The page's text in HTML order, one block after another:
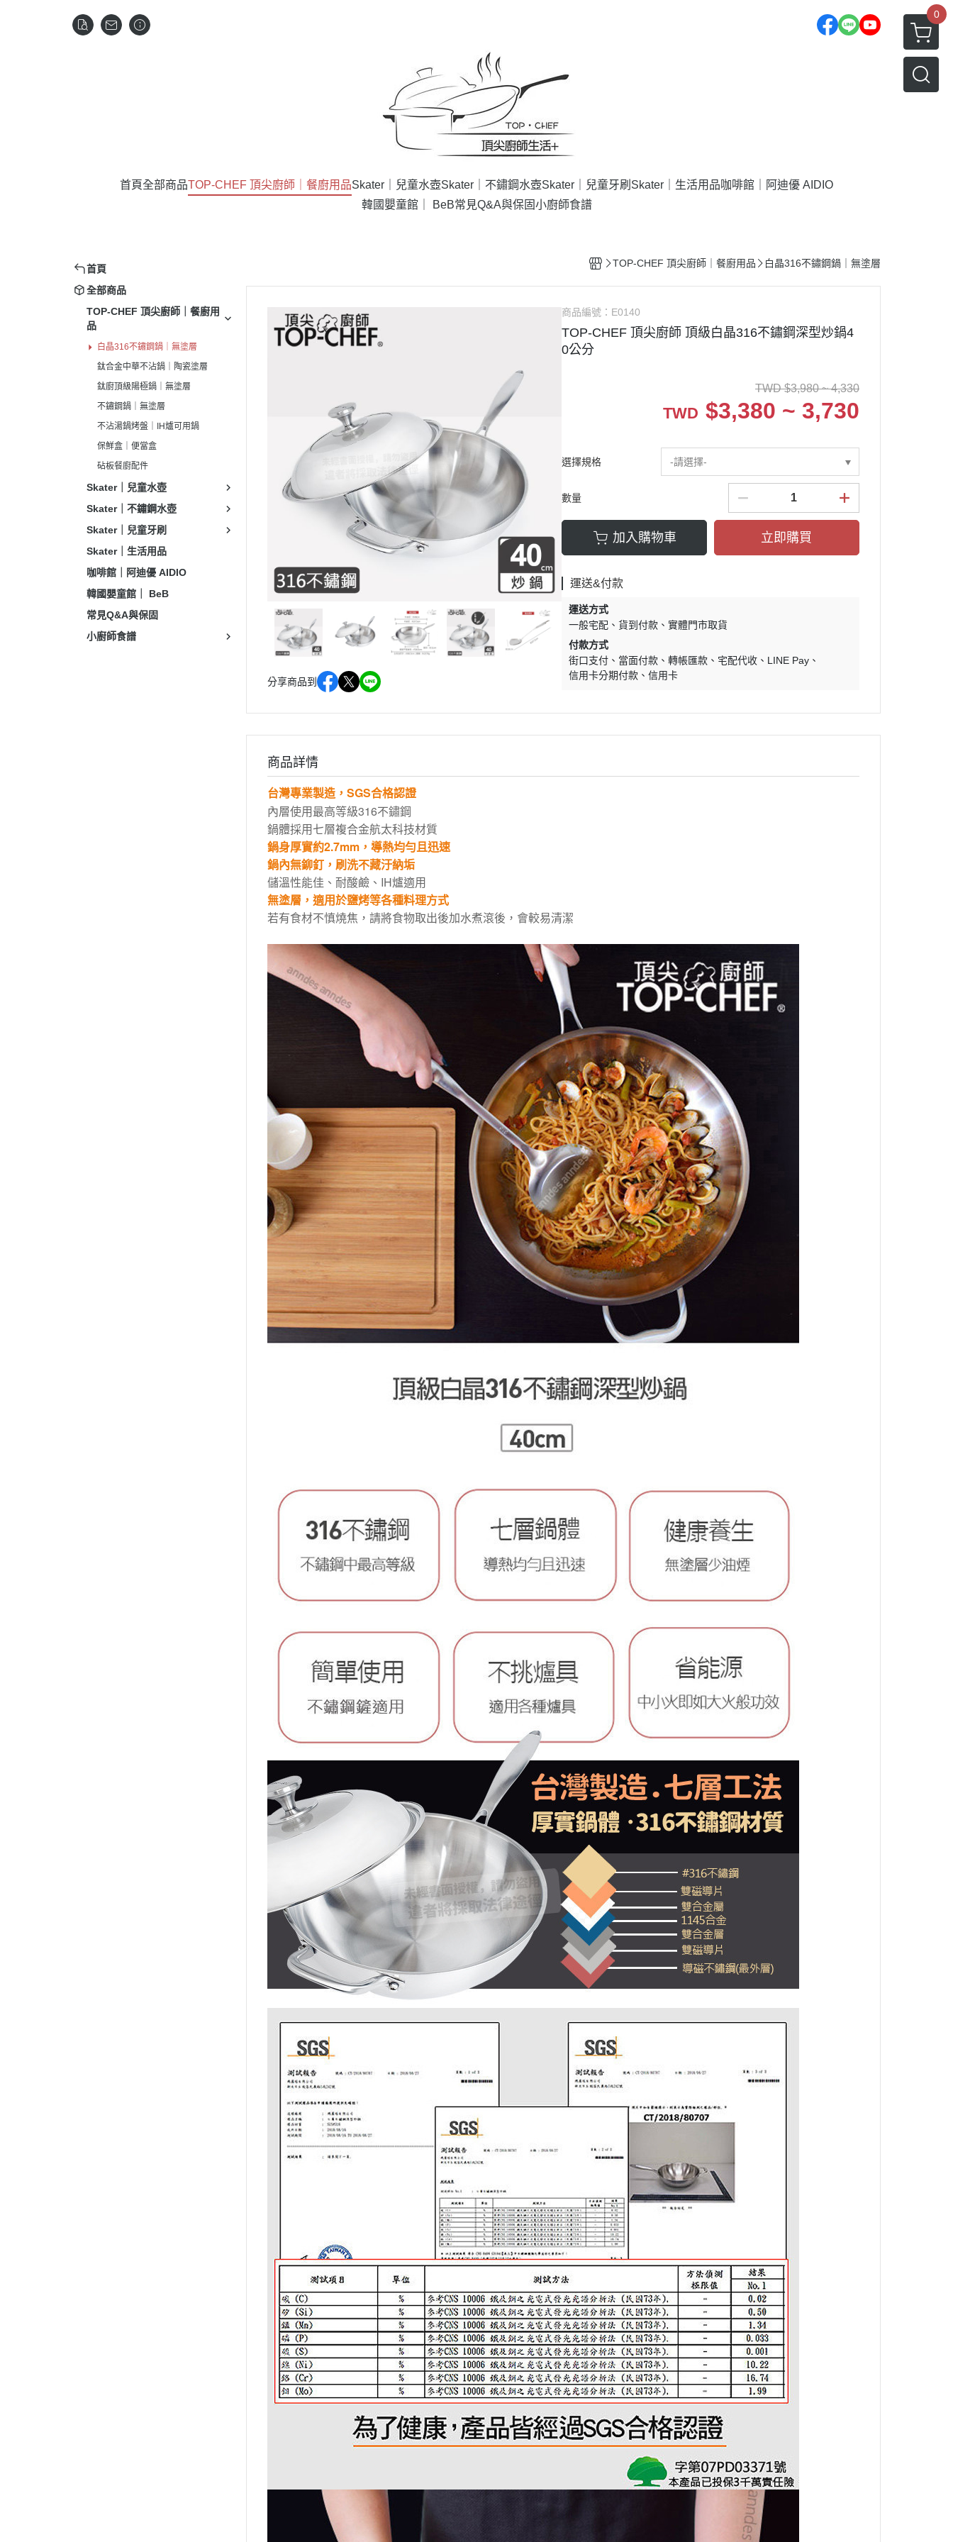
0
首頁全部商品TOP-CHEF 頂尖廚師｜餐廚用品Skater｜兒童水壺Skater｜不鏽鋼水壺Skater｜兒童牙刷 Skater｜生活用品咖啡館｜阿迪優 AIDIO
韓國嬰童館｜ BeB常見Q&A與保固小廚師食譜
首頁
全部商品
TOP-CHEF 頂尖廚師｜餐廚用
品
白晶316不鏽鋼鍋｜無塗層
鈦合金中華不沾鍋｜陶瓷塗層
鈦廚頂級陽極鍋｜無塗層
不鏽鋼鍋｜無塗層
不沾湯鍋烤盤｜IH爐可用鍋
保鮮盒｜便當盒
砧板餐廚配件
Skater｜兒童水壺
Skater｜不鏽鋼水壺
Skater｜兒童牙刷
Skater｜生活用品
咖啡館｜阿迪優 AIDIO
韓國嬰童館｜ BeB
常見Q&A與保固
小廚師食譜
TOP-CHEF 頂尖廚師｜餐廚用品 白晶316不鏽鋼鍋｜無塗層
分享商品到
商品編號： E0140
TOP-CHEF 頂尖廚師 頂級白晶316不鏽鋼深型炒鍋4
0公分
TWD $3,980 ~ 4,330
TWD $3,380 ~ 3,730
選擇規格 -請選擇-
數量
加入購物車 立即購買
運送&付款
運送方式
一般宅配
貨到付款
實體門市取貨
付款方式
街口支付
當面付款 轉帳匯款 宅配代收
LINE Pay
信用卡分期付款
信用卡
商品詳情
台灣專業製造，SGS合格認證
內層使用最高等級316不鏽鋼
鍋體採用七層複合金航太科技材質
鍋身厚實約2.7mm，導熱均勻且迅速
鍋內無鉚釘，刷洗不藏汙納垢
儲溫性能佳、耐酸鹼、 IH爐適用
無塗層，適用於鹽烤等各種料理方式
若有食材不慎燒焦，請將食物取出後加水煮滾後，會較易清潔